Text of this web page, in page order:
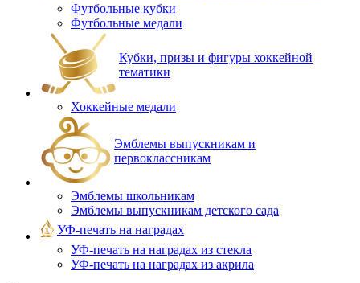
Футбольные кубки
Футбольные медали
Кубки, призы и фигуры хоккейной
тематики
Хоккейные медали
Эмблемы выпускникам и
первоклассникам
Эмблемы школьникам
Эмблемы выпускникам детского сада
УФ-печать на наградах
УФ‑печать на наградах из стекла
УФ-печать на наградах из акрила